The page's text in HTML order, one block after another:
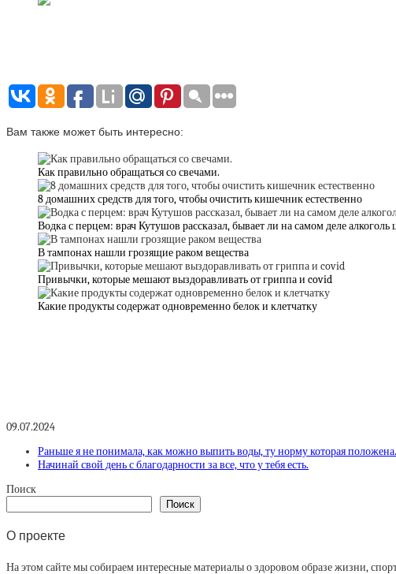
Вам также может быть интересно:
Как правильно обращаться со свечами.
8 домашних средств для того, чтобы очистить кишечник естественно
Водка с перцем: врач Кутушов рассказал, бывает ли на самом деле
В тампонах нашли грозящие раком вещества
Привычки, которые мешают выздоравливать от гриппа и covid
Какие продукты содержат одновременно белок и клетчатку
09.07.2024
Раньше я не понимала, как можно выпить воды, ту норму которая положена.
Начинай свой день с благодарности за все, что у тебя есть.
Поиск
Поиск
О проекте
На этом сайте мы собираем интересные материалы о здоровом образе жизни,